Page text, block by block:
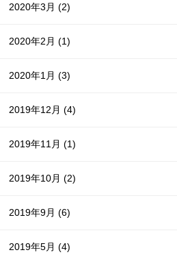
2020年3月(2)
2020年2月(1)
2020年1月(3)
2019年12月(4)
2019年11月(1)
2019年10月(2)
2019年9月(6)
2019年5月(4)